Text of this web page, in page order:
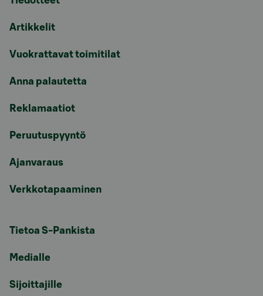
Artikkelit
Vuokrattavat toimitilat
Anna palautetta
Reklamaatiot
Peruutuspyyntö
Ajanvaraus
Verkkotapaaminen
Tietoa S-Pankista
Medialle
Sijoittajille